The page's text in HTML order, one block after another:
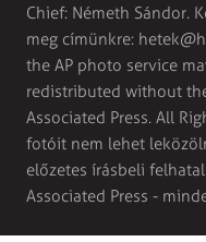
Chief: Németh Sándor.
meg címünkre:
the AP photo service
redistributed without
Associated Press. All
fotóit nem lehet
előzetes írásbeli
Associated Press -